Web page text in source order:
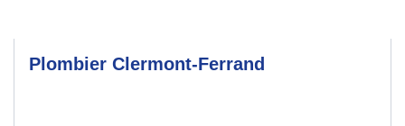
Plombier Clermont-Ferrand